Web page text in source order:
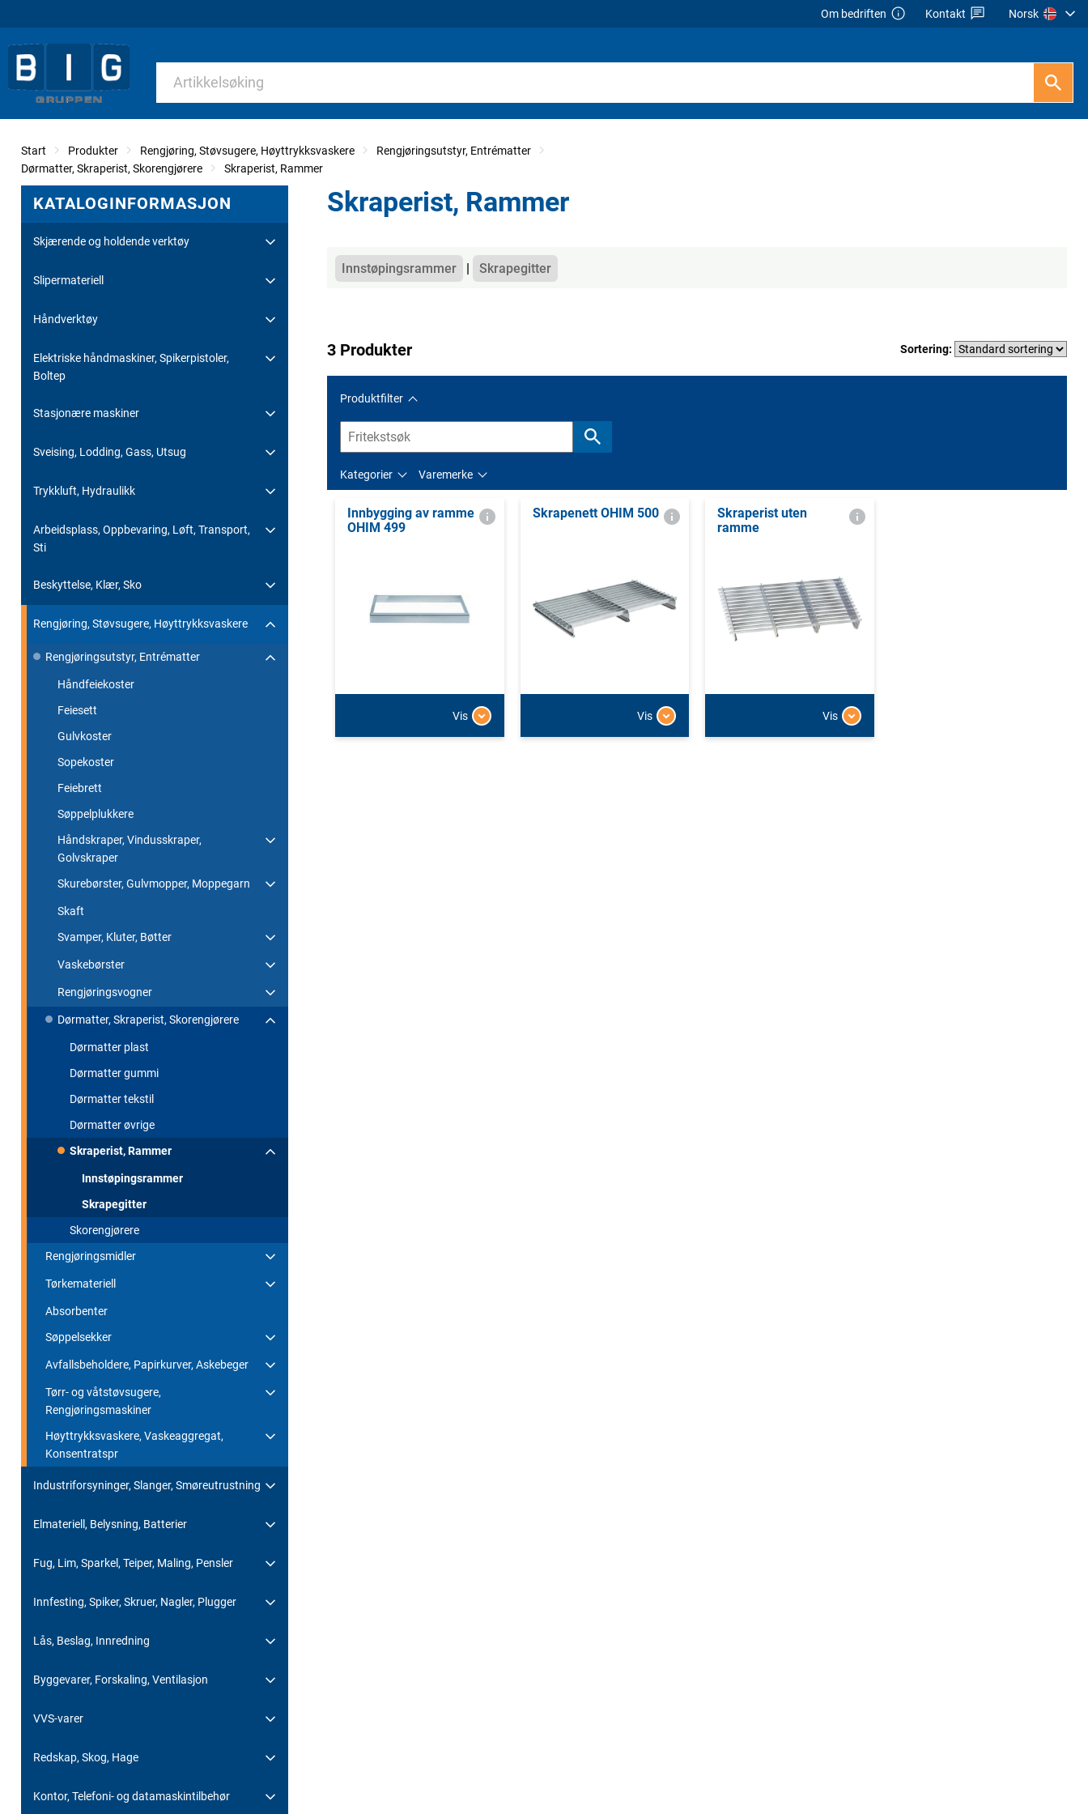
Om bedriften Kontakt Norsk
Start Produkter Rengjøring, Støvsugere, Høyttrykksvaskere
Rengjøringsutstyr, Entrématter
Dørmatter, Skraperist, Skorengjørere
Skraperist, Rammer
KATALOGINFORMASJON
Skjærende og holdende verktøy
Slipermateriell
Håndverktøy
Elektriske håndmaskiner, Spikerpistoler,
Boltep
Stasjonære maskiner
Sveising, Lodding, Gass, Utsug
Trykkluft, Hydraulikk
Arbeidsplass, Oppbevaring, Løft, Transport,
Sti
Beskyttelse, Klær, Sko
Rengjøring, Støvsugere, Høyttrykksvaskere
Rengjøringsutstyr, Entrématter
Håndfeiekoster
Feiesett
Gulvkoster
Sopekoster
Feiebrett
Søppelplukkere
Håndskraper, Vindusskraper,
Golvskraper
Skurebørster, Gulvmopper, Moppegarn
Skaft
Svamper, Kluter, Bøtter
Vaskebørster
Rengjøringsvogner
Dørmatter, Skraperist, Skorengjørere
Dørmatter plast
Dørmatter gummi
Dørmatter tekstil
Dørmatter øvrige
Skraperist, Rammer
Innstøpingsrammer
Skrapegitter
Skorengjørere
Rengjøringsmidler
Tørkemateriell
Absorbenter
Søppelsekker
Avfallsbeholdere, Papirkurver, Askebeger
Tørr- og våtstøvsugere,
Rengjøringsmaskiner
Høyttrykksvaskere, Vaskeaggregat,
Konsentratspr
Industriforsyninger, Slanger, Smøreutrustning
Elmateriell, Belysning, Batterier
Fug, Lim, Sparkel, Teiper, Maling, Pensler
Innfesting, Spiker, Skruer, Nagler, Plugger
Lås, Beslag, Innredning
Byggevarer, Forskaling, Ventilasjon
VVS-varer
Redskap, Skog, Hage
Kontor, Telefoni- og datamaskintilbehør
Skraperist, Rammer
Kategorier
Innstøpingsrammer Skrapegitter
3 Produkter Sortering:
Produktfilter
Kategorier Varemerke
Innbygging av ramme
OHIM 499
Vis
Skrapenett OHIM 500
Vis
Skraperist uten
ramme
Vis